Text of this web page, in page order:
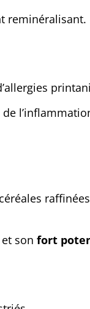
son fort